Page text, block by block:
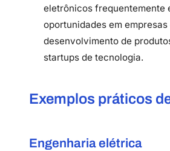
eletrônicos frequentemente
oportunidades em
desenvolvimento de
startups de tecnologia.
Exemplos práticos
Engenharia elétrica